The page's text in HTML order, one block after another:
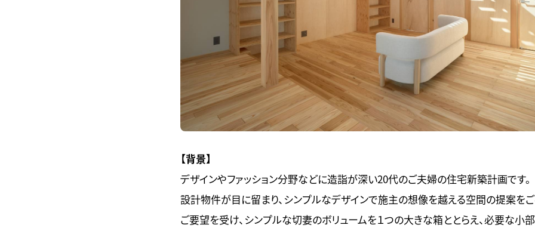
【背景】
デザインやファッション分野などに造詣が深い20代のご夫婦の住宅新築計画です。
設計物件が目に留まり、シンプルなデザインで施主の想像を越える空間の提案を
ご要望を受け、シンプルな切妻のボリュームを１つの大きな箱ととらえ、必要な小